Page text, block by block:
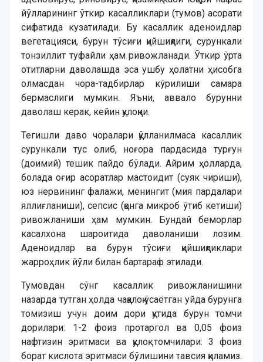
йўлларининг ўткир касалликлари (тумов) асорати
сифатида кузатилади. Бу касаллик аденоидлар
вегетацияси, бурун тўсиғи қийшиқлиги, сурункали
тонзиллит туфайли ҳам ривожланади. Ўткир ўрта
отитларни даволашда эса ушбу ҳолатни ҳисобга
олмасдан чора-тадбирлар кўрилиши самара
бермаслиги мумкин. Яъни, аввало бурунни
даволаш керак, кейин қулоқни.
Тегишли даво чоралари қўлланилмаса касаллик
сурункали тус олиб, ноғора пардасида турғун
(доимий) тешик пайдо бўлади. Айрим ҳолларда,
болада оғир асоратлар мастоидит (суяк чириши),
юз нервининг фалажи, менингит (мия пардалари
яллиғланиши), сепсис (қонга микроб ўтиб кетиши)
ривожланиши ҳам мумкин. Бундай беморлар
касалхона шароитида даволаниши лозим.
Аденоидлар ва бурун тўсиғи қийшиқликлари
жарроҳлик йўли билан бартараф этилади.
Тумовдан сўнг касаллик ривожланишини
назарда тутган ҳолда чақалоқ ўсаётган уйда бурунга
томизиш учун доим дори қутида бурун томчи
дорилари: 1-2 фоиз протаргол ва 0,05 фоиз
нафтизин эритмаси ва қулоқ томчилари: 3 фоиз
борат кислота эритмаси бўлишини тавсия қиламиз.